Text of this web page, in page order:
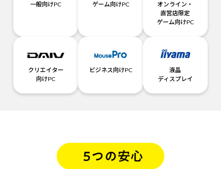
一般向けPC ゲーム向けPC
オンライン・
直営店限定
ゲーム向けPC
クリエイター
向けPC
ビジネス向けPC
液晶
ディスプレイ